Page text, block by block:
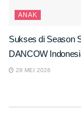
ANAK
Sukses di Season
DANCOW
28 MEI 2026